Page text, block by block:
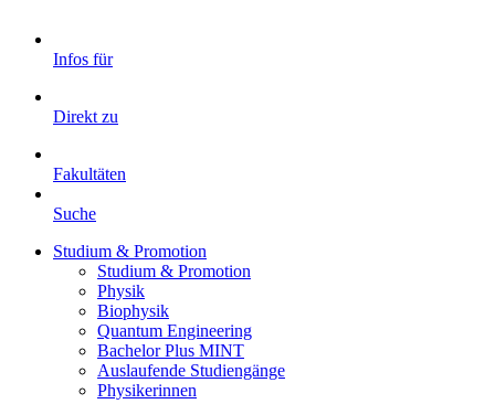
Infos für
Direkt zu
Fakultäten
Suche
Studium & Promotion
Studium & Promotion
Physik
Biophysik
Quantum Engineering
Bachelor Plus MINT
Auslaufende Studiengänge
Physikerinnen